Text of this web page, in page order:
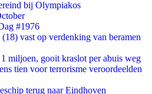
bij Olympiakos
#1976
vast op verdenking van beramen
miljoen, gooit kraslot per abuis weg
tien voor terrorisme veroordeelden
terug naar Eindhoven